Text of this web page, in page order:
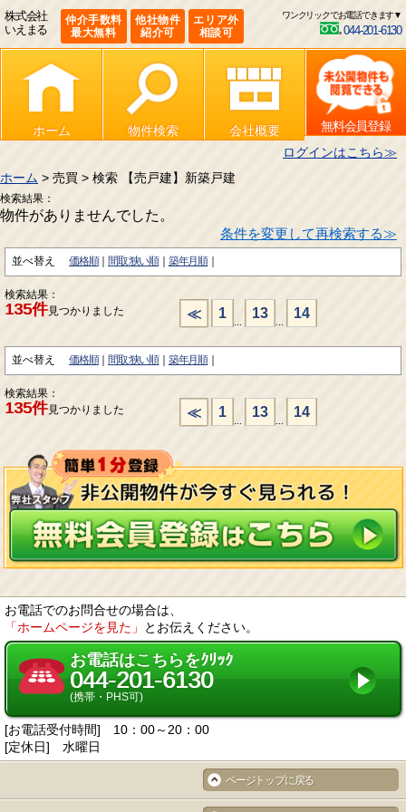
株式会社
いえまる
仲介手数料
最大無料
他社物件
紹介可
エリア外
相談可
ワンクリックでお電話できます▼
044-201-6130
ホーム 物件検索 会社概要
無料会員登録
ログインはこちら≫
ホーム > 売買 > 検索 【売戸建】新築戸建
検索結果：
物件がありませんでした。
条件を変更して再検索する≫
並べ替え 価格順 間取:狭い順 築年月順
検索結果：
135件見つかりました ≪ 1
...
13
...
14
並べ替え 価格順 間取:狭い順 築年月順
検索結果：
135件見つかりました ≪ 1
...
13
...
14
お電話でのお問合せの場合は、
「ホームページを見た」
とお伝えください。
お電話はこちらをｸﾘｯｸ
044-201-6130
(携帯・PHS可)
[お電話受付時間] 10：00～20：00
[定休日] 水曜日
ページトップに戻る